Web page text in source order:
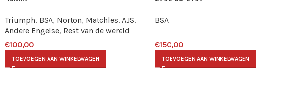
Triumph, BSA, Norton, Matchles, AJS,
Andere Engelse, Rest van de wereld
€100,00
TOEVOEGEN AAN WINKELWAGEN
BSA
€150,00
TOEVOEGEN AAN WINKELWAGEN